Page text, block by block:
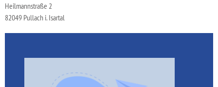
Heilmannstraße 2
82049 Pullach i. Isartal